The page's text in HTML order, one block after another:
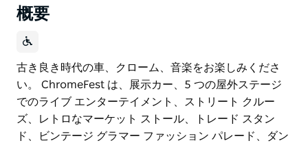
概要
古き良き時代の車、クローム、音楽をお楽しみくださ
い。 ChromeFest は、展示カー、5 つの屋外ステージ
でのライブ エンターテイメント、ストリート クルー
ズ、レトロなマーケット ストール、トレード スタン
ド、ビンテージ グラマー ファッション パレード、ダン